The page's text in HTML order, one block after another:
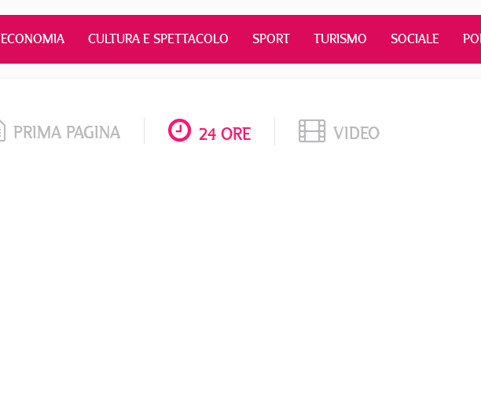
ECONOMIA CULTURA E SPETTACOLO SPORT TURISMO SOCIALE
PRIMA PAGINA 24 ORE VIDEO